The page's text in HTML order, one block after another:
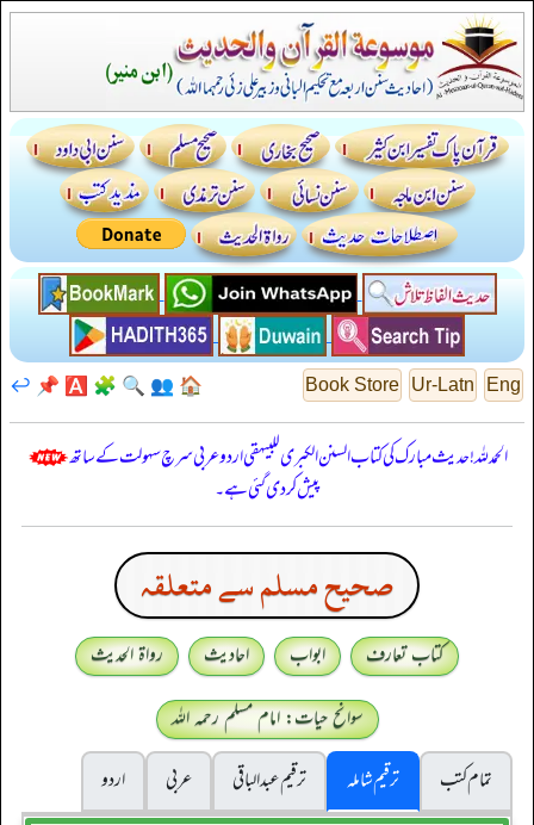
Eng
Ur-Latn
Book Store
🏠
👥
🔍
🧩
🅰️
📌
↩️
الحمدللہ! حدیث مبارک کی کتاب السنن الكبرى للبيهقي اردو عربی سرچ سہولت کے ساتھ
پیش کر دی گئی ہے۔
صحيح مسلم سے متعلقہ
کتاب تعارف ابواب احادیث
رواۃ الحدیث
سوانح حیات: امام مسلم رحمہ اللہ
تمام کتب
ترقیم شاملہ ترقيم عبدالباقی عربی
اردو